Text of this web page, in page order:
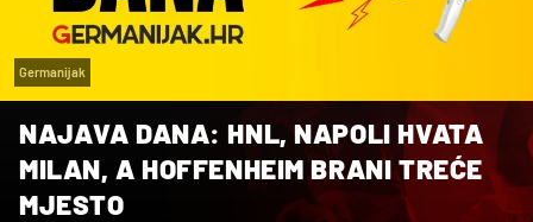
Germanijak
NAJAVA DANA: HNL, NAPOLI HVATA
MILAN, A HOFFENHEIM BRANI TREĆE
MJESTO